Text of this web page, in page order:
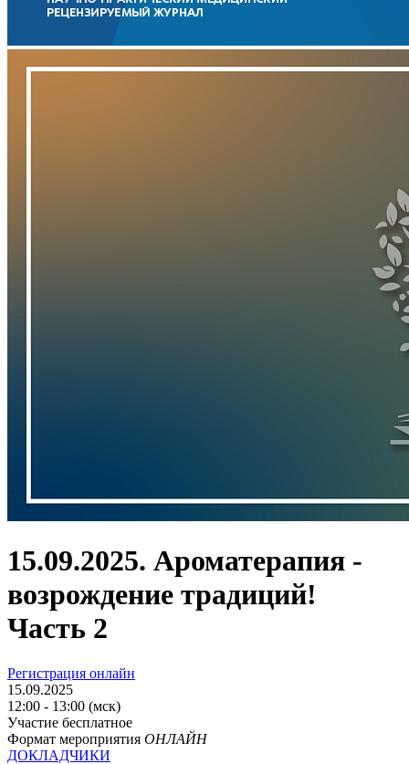
15.09.2025. Ароматерапия -
возрождение традиций!
Часть 2
Регистрация онлайн
15.09.2025
12:00 - 13:00 (мск)
Участие бесплатное
Формат мероприятия ОНЛАЙН
ДОКЛАДЧИКИ